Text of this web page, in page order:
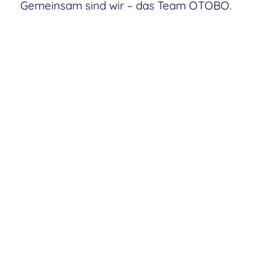
Gemeinsam sind wir – das Team OTOBO.